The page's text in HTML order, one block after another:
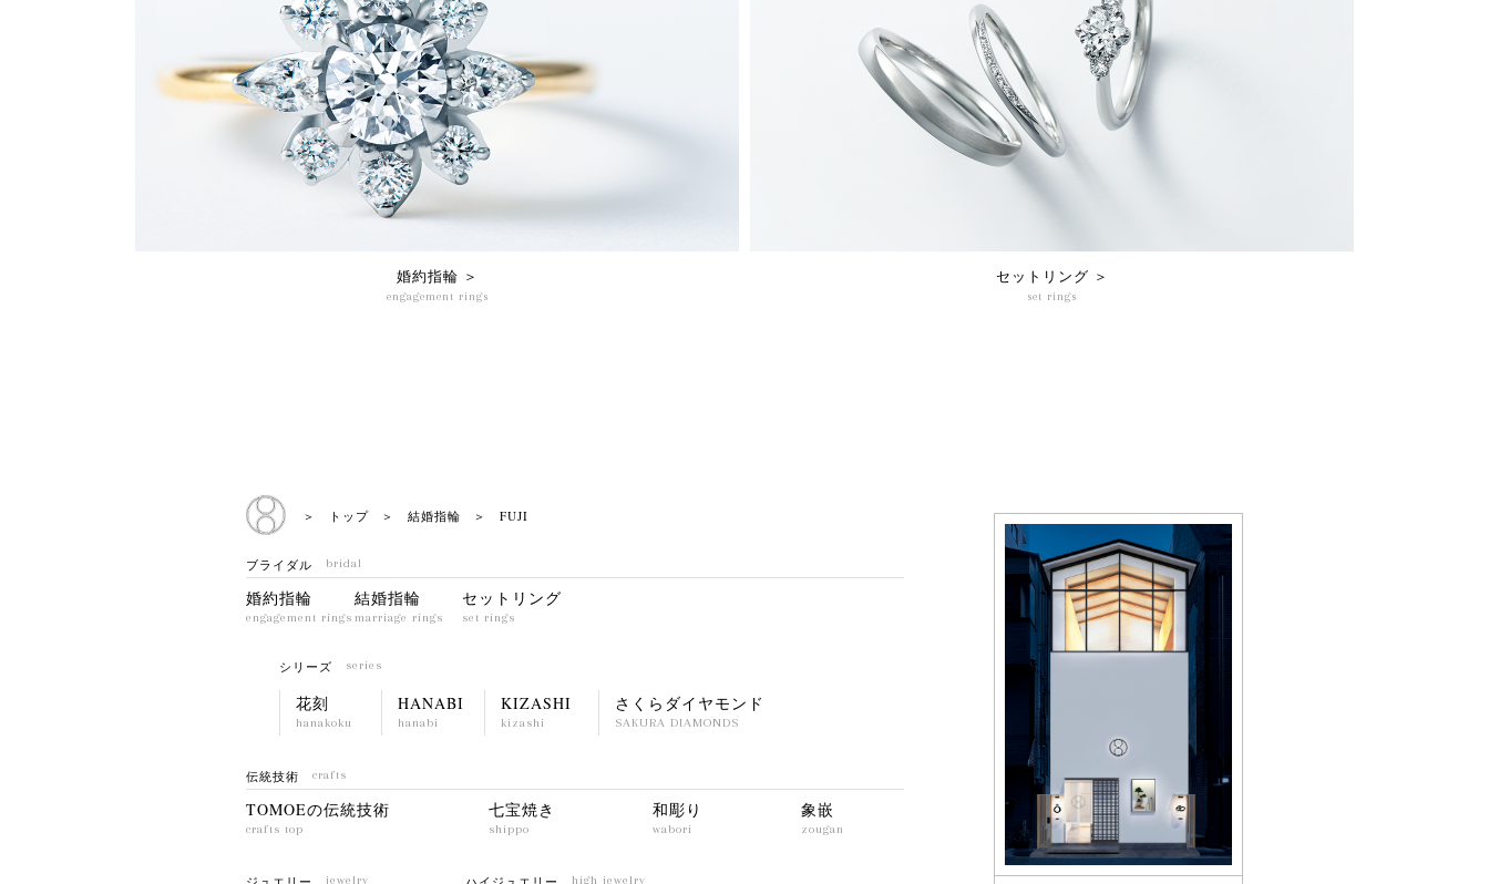
婚約指輪 ＞
engagement rings
セットリング ＞
set rings
＞ トップ ＞ 結婚指輪 ＞ FUJI
ブライダル bridal
婚約指輪
engagement rings
結婚指輪
marriage rings
セットリング
set rings
シリーズ series
花刻
hanakoku
HANABI
hanabi
KIZASHI
kizashi
さくらダイヤモンド
SAKURA DIAMONDS
伝統技術 crafts
TOMOEの伝統技術
crafts top
七宝焼き
shippo
和彫り
wabori
象嵌
zougan
jewelry high jewelry